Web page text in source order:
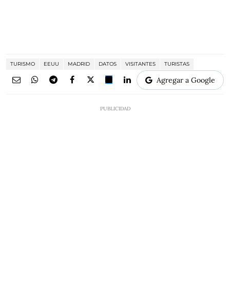
TURISMO EEUU MADRID DATOS VISITANTES TURISTAS
Agregar a Google